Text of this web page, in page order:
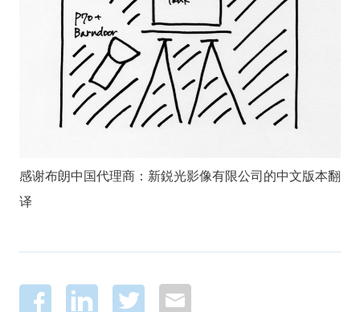
感谢布朗中国代理商：新鋭光影像有限公司的中文版本翻
译